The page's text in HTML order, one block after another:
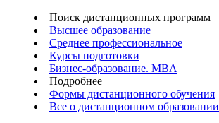
Поиск дистанционных программ
Высшее образование
Среднее профессиональное
Курсы подготовки
Бизнес-образование. MBA
Подробнее
Формы дистанционного обучения
Все о дистанционном образовании